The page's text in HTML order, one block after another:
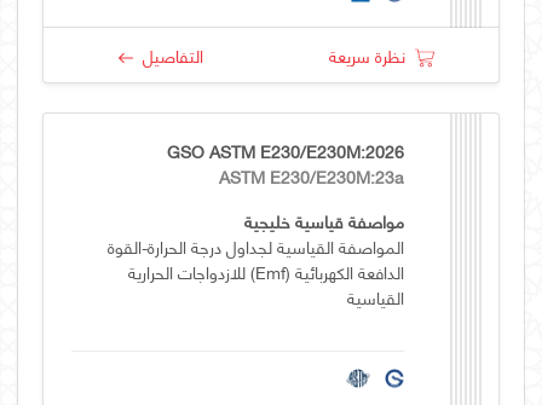
نظرة سريعة التفاصيل
GSO ASTM E230/E230M:2026
ASTM E230/E230M:23a
مواصفة قياسية خليجية
المواصفة القياسية لجداول درجة الحرارة-القوة
الدافعة الكهربائية (emf) للازدواجات الحرارية
القياسية